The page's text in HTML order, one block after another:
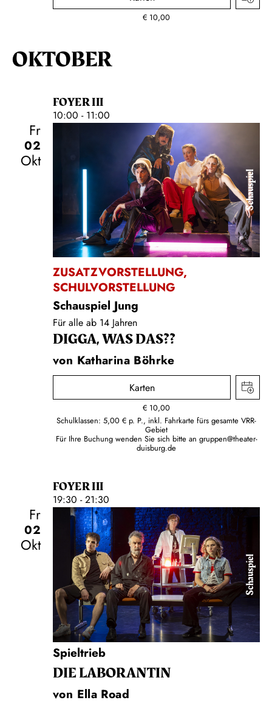
€ 10,00
OKTOBER
FOYER III
10:00 - 11:00
Fr
02
Okt
Schauspiel
ZUSATZVORSTELLUNG,
SCHULVORSTELLUNG
Schauspiel Jung
Für alle ab 14 Jahren
DIGGA, WAS DAS??
von Katharina Böhrke
Karten
€ 10,00
Schulklassen: 5,00 € p. P., inkl. Fahrkarte fürs gesamte VRR-
Gebiet
Für Ihre Buchung wenden Sie sich bitte an gruppen@theater-
duisburg.de
FOYER III
19:30 - 21:30
Fr
02
Okt
Schauspiel
Spieltrieb
DIE LA­BO­RAN­TIN
von Ella Road